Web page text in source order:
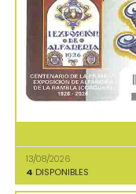
13/08/2026
4 DISPONIBLES